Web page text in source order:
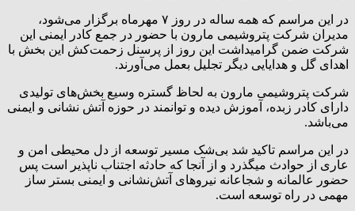
در این مراسم که همه ساله در روز ۷ مهر‌ماه برگزار می‌شود،
مدیران شرکت پتروشیمی مارون با حضور در جمع کادر ایمنی این
شرکت ضمن گرامیداشت این روز از پرسنل زحمت‌کش این بخش با
اهدای گل و هدایایی دیگر تجلیل بعمل می‌آورند.
شرکت پتروشیمی مارون به لحاظ گستره وسیع بخش‌های تولیدی
دارای کادر زبده، آموزش دیده و توانمند در حوزه آتش نشانی و ایمنی
می‌باشد.
در این مراسم تاکید شد بی‌شک مسیر توسعه از دل محیطی امن و
عاری از حوادث میگذرد و از آنجا که حادثه اجتناب ناپذیر است پس
حضور عالمانه و شجاعانه نیروهای آتش‌نشانی و ایمنی بستر ساز
مهمی در راه توسعه است.